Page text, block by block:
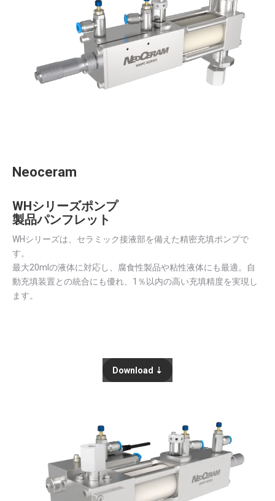
Neoceram
WHシリーズポンプ
製品パンフレット
WHシリーズは、セラミック接液部を備えた精密充填ポンプで
す。
最大20mlの液体に対応し、腐食性製品や粘性液体にも最適。自
動充填装置との統合にも優れ、1％以内の高い充填精度を実現し
ます。
Download ⇣